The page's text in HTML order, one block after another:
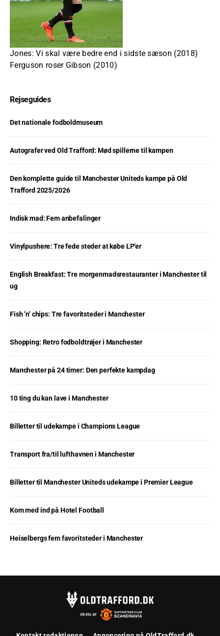
Jones: Vi skal være bedre end i sidste sæson (2018)
Ferguson roser Gibson (2010)
Rejseguides
Det nationale fodboldmuseum
Autografer ved Old Trafford: Mød spillerne til kampen
Den komplette guide til Manchester Uniteds kampe på Old
Trafford 2025/2026
Indisk mad: Fem anbefalinger
Vinylpushere: Tre fede steder at købe LP’er
English Breakfast: Tre morgenmadsrestauranter i Manchester til
ug
Fish ’n’ chips: Tre favoritsteder i Manchester
Shopping: Retro fodboldtrøjer i Manchester
Manchester på 24 timer: Den perfekte kampdag
10 ting du kan lave i Manchester
Billetter til udekampe i Champions League
Transport fra/til lufthavnen i Manchester
Billetter til Manchester Uniteds udekampe i Premier League
Kom med ind på Hotel Football
Heiselbergs fem favoritsteder i Manchester